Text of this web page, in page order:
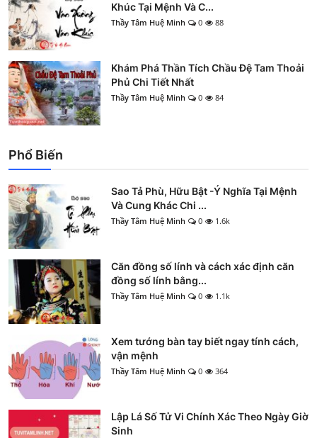
Khúc Tại Mệnh Và C...
Thầy Tâm Huệ Minh 0 88
Khám Phá Thần Tích Chầu Đệ Tam Thoải
Phủ Chi Tiết Nhất
Thầy Tâm Huệ Minh 0 84
Phổ Biến
Sao Tả Phù, Hữu Bật -Ý Nghĩa Tại Mệnh
Và Cung Khác Chi ...
Thầy Tâm Huệ Minh 0 1.6k
Căn đồng số lính và cách xác định căn
đồng số lính bằng...
Thầy Tâm Huệ Minh 0 1.1k
Xem tướng bàn tay biết ngay tính cách,
vận mệnh
Thầy Tâm Huệ Minh 0 364
Lập Lá Số Tử Vi Chính Xác Theo Ngày Giờ
Sinh